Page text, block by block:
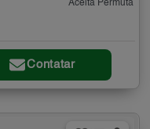
Aceita Permuta
Contatar